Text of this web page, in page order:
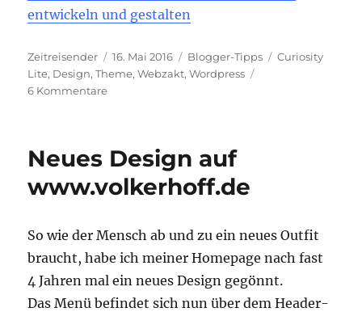
entwickeln und gestalten
Autor
Zeitreisender
Veröffentlicht
am
16. Mai 2016 Kategorien
Blogger-Tipps Schlagwörter
Curiosity
Lite, Design,Theme,Webzakt,Wordpress
6 Kommentarezu
Neues Design auf
www.volkerhoff.de
So wie der Mensch ab und zu ein neues Outfit
braucht, habe ich meiner Homepage nach fast
4 Jahren mal ein neues Design gegönnt.
Das Menü befindet sich nun über dem Header-